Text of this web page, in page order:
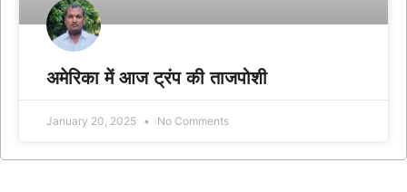
अमेरिका में आज ट्रंप की ताजपोशी
January 20, 2025 No Comments